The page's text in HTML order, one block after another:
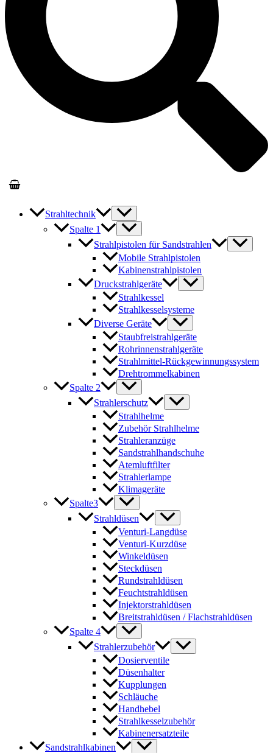
Strahltechnik
Spalte 1
Strahlpistolen für Sandstrahlen
Mobile Strahlpistolen
Kabinenstrahlpistolen
Druckstrahlgeräte
Strahlkessel
Strahlkesselsysteme
Diverse Geräte
Staubfreistrahlgeräte
Rohrinnenstrahlgeräte
Strahlmittel-Rückgewinnungssystem
Drehtrommelkabinen
Spalte 2
Strahlerschutz
Strahlhelme
Zubehör Strahlhelme
Strahleranzüge
Sandstrahlhandschuhe
Atemluftfilter
Strahlerlampe
Klimageräte
Spalte3
Strahldüsen
Venturi-Langdüse
Venturi-Kurzdüse
Winkeldüsen
Steckdüsen
Rundstrahldüsen
Feuchtstrahldüsen
Injektorstrahldüsen
Breitstrahldüsen / Flachstrahldüsen
Spalte 4
Strahlerzubehör
Dosierventile
Düsenhalter
Kupplungen
Schläuche
Handhebel
Strahlkesselzubehör
Kabinenersatzteile
Sandstrahlkabinen